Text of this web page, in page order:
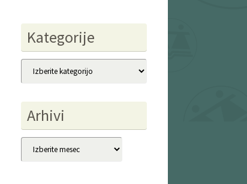
Kategorije
Kategorije
Arhivi
Arhivi